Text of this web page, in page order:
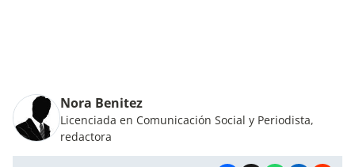
Nora Benitez
Licenciada en Comunicación Social y Periodista,
redactora